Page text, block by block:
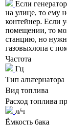
Если
на улице, то ему
контейнер. Если
помещении, то
станцию, но
газовыхлопа с
Частота
Гц
Тип альтернатора
Вид топлива
Расход топлива
л/ч
Ёмкость бака